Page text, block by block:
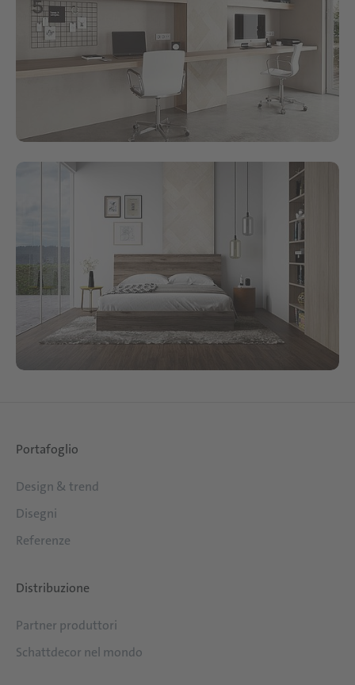
Portafoglio
Design & trend
Disegni
Referenze
Distribuzione
Partner produttori
Schattdecor nel mondo